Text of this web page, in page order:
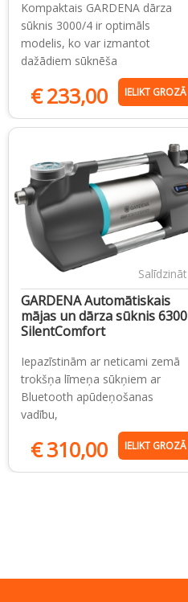
Kompaktais GARDENA dārza
sūknis 3000/4 ir optimāls
modelis, ko var izmantot
dažādiem sūknēša
€233,00 IELIKT GROZĀ
Salīdzināt
GARDENA Automātiskais
mājas un dārza sūknis 6300
SilentComfort
Iepazīstinām ar neticami zemā
trokšņa līmeņa sūkņiem ar
Bluetooth apūdeņošanas
vadību,
€310,00 IELIKT GROZĀ